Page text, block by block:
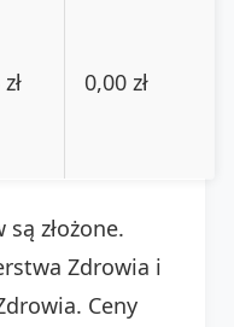
0,00 zł
złożone.
Zdrowia i
Ceny